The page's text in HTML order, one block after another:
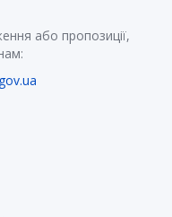
або пропозиції,